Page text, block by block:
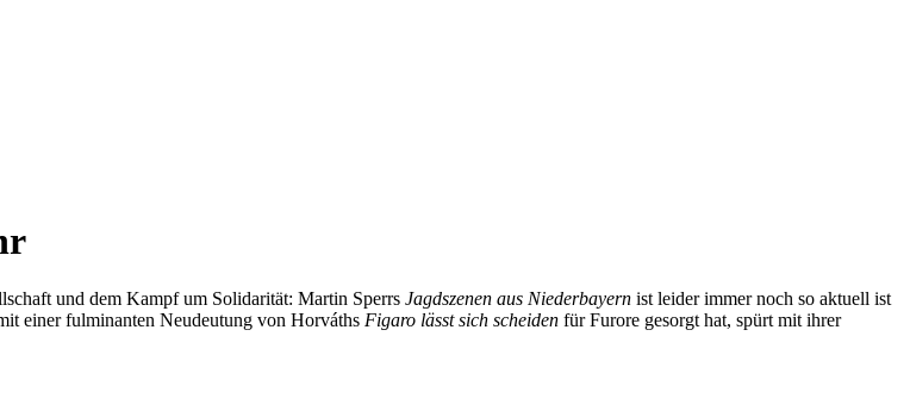
und dem Kampf um Solidarität: Martin Sperrs Jagdszenen aus Niederbayern ist leider immer noch so aktuell ist
einer fulminanten Neudeutung von Horváths Figaro lässt sich scheiden für Furore gesorgt hat, spürt mit ihrer